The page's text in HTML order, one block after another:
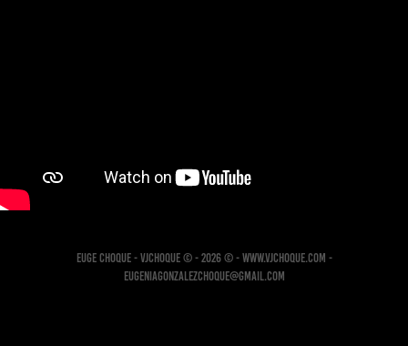
Euge Choque - VJCHOQUE © - 2026 © - www.vjchoque.com -
eugeniagonzalezchoque@gmail.com